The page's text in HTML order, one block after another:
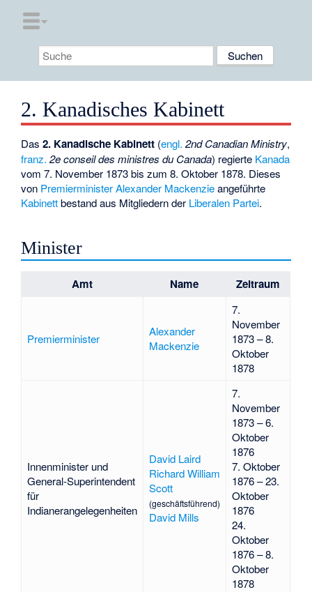
2. Kanadisches Kabinett
Das2. Kanadische Kabinett (engl. 2nd Canadian Ministry,
franz. 2e conseil des ministres du Canada) regierte Kanada
vom 7. November 1873 bis zum 8. Oktober 1878. Dieses
von Premierminister Alexander Mackenzieangeführte
Kabinettbestand aus Mitgliedern der Liberalen Partei.
Minister
Amt Name Zeitraum
Premierminister
Alexander
Mackenzie
7.
November
1873 – 8.
Oktober
1878
Innenminister und
General-Superintendent
für
Indianerangelegenheiten
David Laird
Richard William
Scott
(geschäftsführend)
David Mills
7.
November
1873 – 6.
Oktober
1876
7. Oktober
1876 – 23.
Oktober
1876
24.
Oktober
1876 – 8.
Oktober
1878